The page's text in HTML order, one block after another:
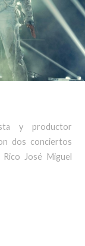
y productor
dos conciertos
José Miguel